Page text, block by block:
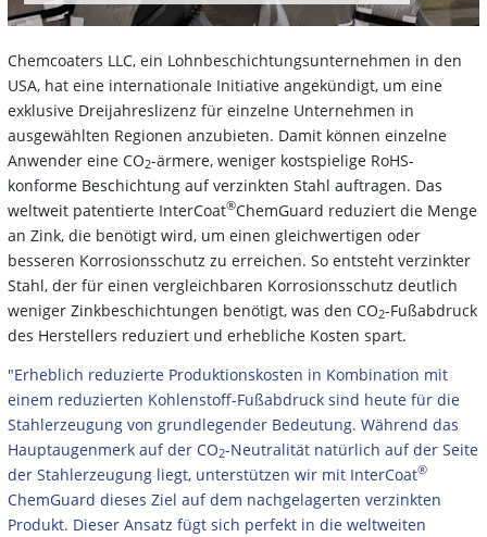
Chemcoaters LLC, ein Lohnbeschichtungsunternehmen in den
USA, hat eine internationale Initiative angekündigt, um eine
exklusive Dreijahreslizenz für einzelne Unternehmen in
ausgewählten Regionen anzubieten. Damit können einzelne
Anwender eine CO2-ärmere, weniger kostspielige RoHS-
konforme Beschichtung auf verzinkten Stahl auftragen. Das
weltweit patentierte InterCoat®ChemGuard reduziert die Menge
an Zink, die benötigt wird, um einen gleichwertigen oder
besseren Korrosionsschutz zu erreichen. So entsteht verzinkter
Stahl, der für einen vergleichbaren Korrosionsschutz deutlich
weniger Zinkbeschichtungen benötigt, was den CO2-Fußabdruck
des Herstellers reduziert und erhebliche Kosten spart.
"Erheblich reduzierte Produktionskosten in Kombination mit
einem reduzierten Kohlenstoff-Fußabdruck sind heute für die
Stahlerzeugung von grundlegender Bedeutung. Während das
Hauptaugenmerk auf der CO2-Neutralität natürlich auf der Seite
der Stahlerzeugung liegt, unterstützen wir mit InterCoat®
ChemGuard dieses Ziel auf dem nachgelagerten verzinkten
Produkt. Dieser Ansatz fügt sich perfekt in die weltweiten